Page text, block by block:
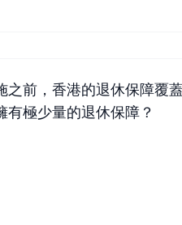
前，香港的退休保障覆
極少量的退休保障？